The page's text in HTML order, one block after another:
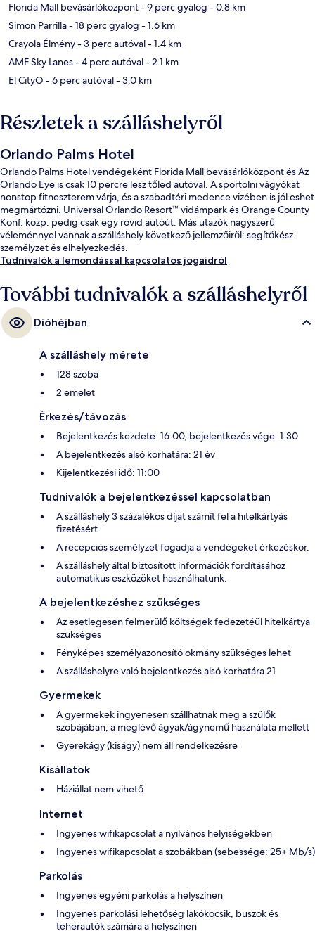
Florida Mall bevásárlóközpont- 9 perc gyalog - 0.8 km
Simon Parrilla- 18 perc gyalog - 1.6 km
Crayola Élmény- 3 perc autóval- 1.4 km
AMF Sky Lanes- 4 perc autóval- 2.1 km
El CityO - 6 perc autóval- 3.0 km
Részletek a szálláshelyről
Orlando Palms Hotel
Orlando Palms Hotel vendégeként Florida Mall bevásárlóközpont és Az
Orlando Eye is csak 10 percre lesz tőled autóval. A sportolni vágyókat
nonstop fitneszterem várja, és a szabadtéri medence vizében is jól eshet
megmártózni. Universal Orlando Resort™ vidámpark és Orange County
Konf. közp. pedig csak egy rövid autóút. Más utazók nagyszerű
véleménnyel vannak a szálláshely következő jellemzőiről: segítőkész
személyzet és elhelyezkedés.
Tudnivalók a lemondással kapcsolatos jogaidról
További tudnivalók a szálláshelyről
Dióhéjban
A szálláshely mérete
128 szoba
2 emelet
Érkezés/távozás
Bejelentkezés kezdete: 16:00, bejelentkezés vége: 1:30
A bejelentkezés alsó korhatára: 21 év
Kijelentkezési idő: 11:00
Tudnivalók a bejelentkezéssel kapcsolatban
A szálláshely 3 százalékos díjat számít fel a hitelkártyás
fizetésért
A recepciós személyzet fogadja a vendégeket érkezéskor.
A szálláshely által biztosított információk fordításához
automatikus eszközöket használhatunk.
A bejelentkezéshez szükséges
Az esetlegesen felmerülő költségek fedezetéül hitelkártya
szükséges
Fényképes személyazonosító okmány szükséges lehet
A szálláshelyre való bejelentkezés alsó korhatára 21
Gyermekek
A gyermekek ingyenesen szállhatnak meg a szülők
szobájában, a meglévő ágyak/ágynemű használata mellett
Gyerekágy (kiságy) nem áll rendelkezésre
Kisállatok
Háziállat nem vihető
Internet
Ingyenes wifikapcsolat a nyilvános helyiségekben
Ingyenes wifikapcsolat a szobákban (sebessége: 25+ Mb/s)
Parkolás
Ingyenes egyéni parkolás a helyszínen
Ingyenes parkolási lehetőség lakókocsik, buszok és
teherautók számára a helyszínen